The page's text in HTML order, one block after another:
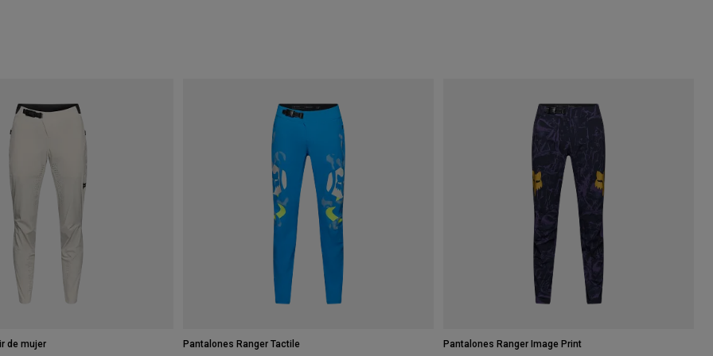
de mujer Pantalones Ranger Tactile Pantalones Ranger Image Print